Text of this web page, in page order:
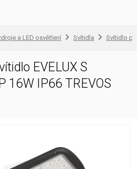
a LED osvětlení Svítidla Svítidlo
EVELUX S
16W IP66 TREVOS